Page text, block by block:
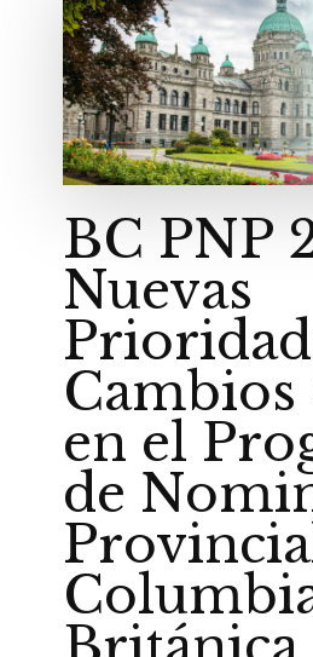
BC PNP
Nuevas
Cambios
en el
de